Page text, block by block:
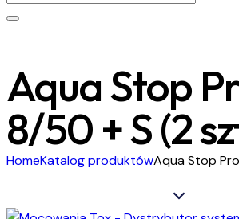
Aqua Stop
8/50 + S (2
HomeKatalog produktówAqua Stop